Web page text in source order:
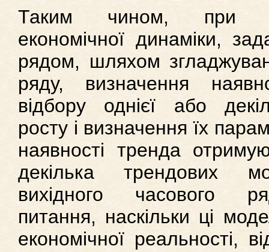
Таким чином, при
економічної динаміки,
рядом, шляхом
ряду, визначення
відбору однієї або
росту і визначення їх
наявності тренда
декілька трендових
вихідного часового
питання, наскільки ці
економічної реальності,